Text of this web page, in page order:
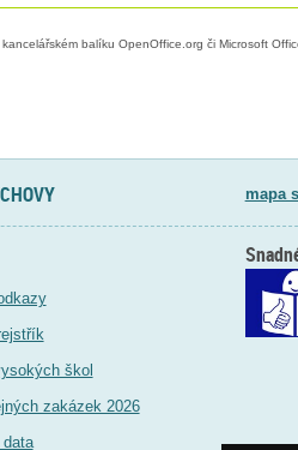
balíku OpenOffice.org či Microsoft
mapa
škol
zakázek 2026